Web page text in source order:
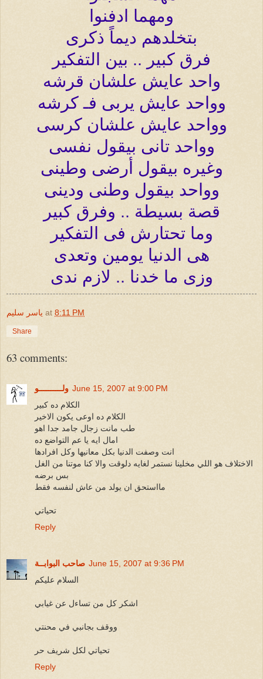
ومهما ادفنوا
بتخلدهم ديماً ذكرى
فرق كبير .. بين التفكير
واحد عايش علشان قرشه
وواحد عايش يربى فـ كرشه
وواحد عايش علشان كرسى
وواحد تانى بيقول نفسى
وغيره بيقول أرضى وطينى
وواحد بيقول وطنى ودينى
قصة بسيطة .. وفرق كبير
وما تحتارش فى التفكير
هى الدنيا يومين وتعدى
وزى ما خدنا .. لازم ندى
ياسر سليم at 8:11 PM
Share
63 comments:
ولــــــــــو June 15, 2007 at 9:00 PM
الكلام ده كبير
الكلام ده اوعى يكون الاخير
طب مانت زجال جامد جدا اهو
امال ايه يا عم التواضع ده
انت وصفت الدنيا بكل معانيها وكل افرادها
الاختلاف هو اللي مخلينا نستمر لغايه دلوقت والا كنا موتنا من الغل
بس برضه
مااستحق ان يولد من عاش لنفسه فقط
تحياتي
Reply
صاحب البوابــة June 15, 2007 at 9:36 PM
السلام عليكم
اشكر كل من تساءل عن غيابي
ووقف بجانبي في محنتي
تحياتي لكل شريف حر
Reply